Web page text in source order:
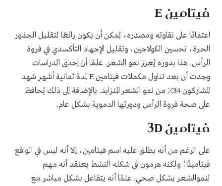
فيتامين E
اعتمادًا على نقاوته ومصدره، يُمكن أن يكون رائعًا لتقليل الجذور
الحرة، تحسين الكولاجين، وتقليل الإجهاد التأكسدي في فروة
الرأس. هذا بدوره يُعزز نمو الشعر. علمًا أن إحدى الدراسات
وجدت أن بعد تناول مكملات فيتامين E لمدة ثمانية أشهر شهد
المشاركون 34٪ من نمو الشعر المتزايد. بالإضافة إلى ذلك يُحافظ
على صحة فروة الرأس ودورتها الدموية بشكل عام.
فيتامين 3D
على الرغم من أنه يطلق عليه اسم فيتامين، إلا أنه ليس في الواقع
فيتامينًا؛ ولكنه هرمون في شكله النشط يعتقد أنه مهم
لنموالشعر بشكل صحي. علمًا أنه يتفاعل بشكل مباشر مع